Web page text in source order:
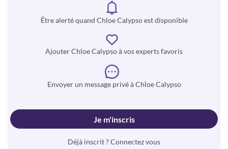
Être alerté quand Chloe Calypso est disponible
Ajouter Chloe Calypso à vos experts favoris
Envoyer un message privé à Chloe Calypso
Je m'inscris
Déjà inscrit ? Connectez vous